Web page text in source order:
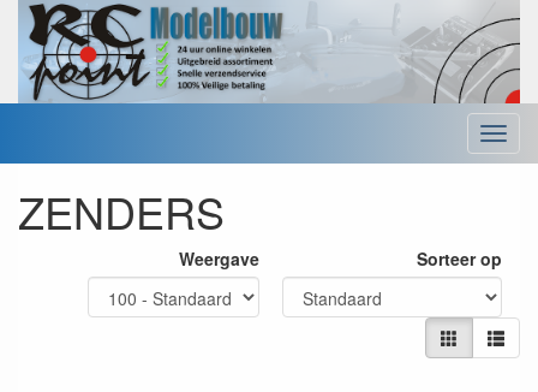
Menu
ZENDERS
Weergave Sorteer op